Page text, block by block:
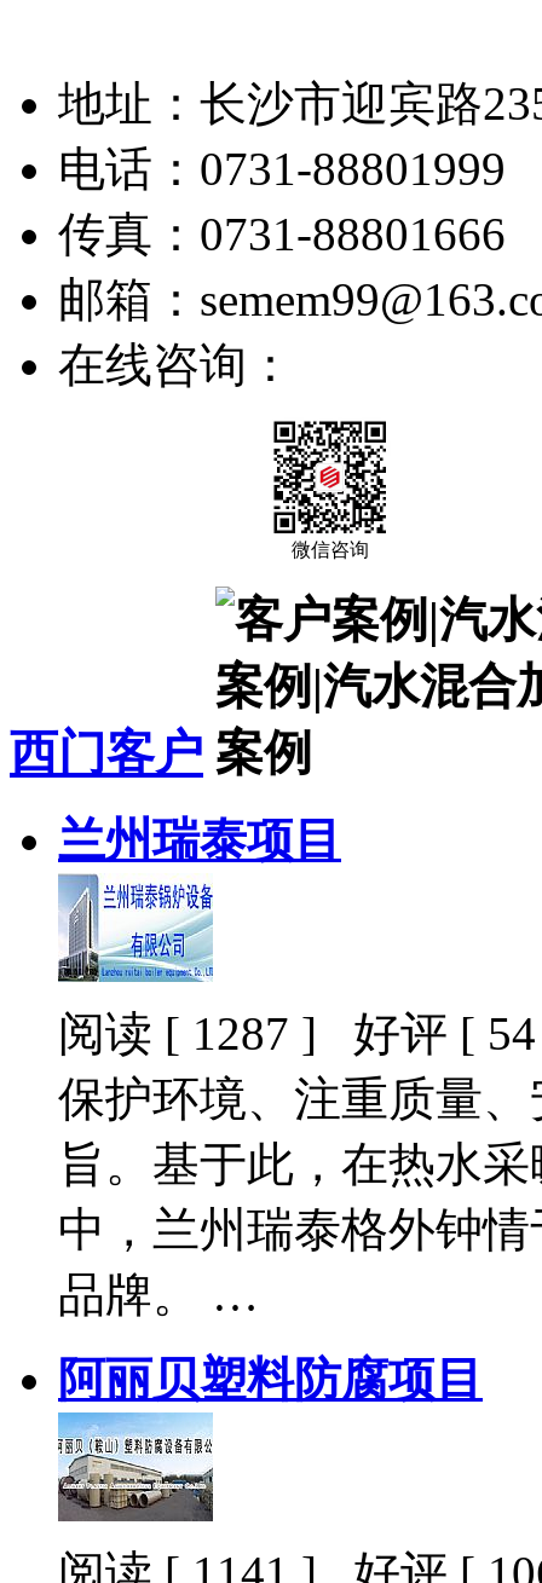
地址：长沙市迎宾路
电话：0731-88801999
传真：0731-88801666
邮箱：
在线咨询：
微信咨询
西门客户
兰州瑞泰项目
阅读 [ 1287 ] 好评 [
保护环境、注重质量
旨。基于此，在热水
中，兰州瑞泰格外钟
品牌。 …
阿丽贝塑料防腐项目